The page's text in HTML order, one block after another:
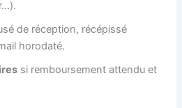
de réception, récépissé
horodaté.
si remboursement attendu et